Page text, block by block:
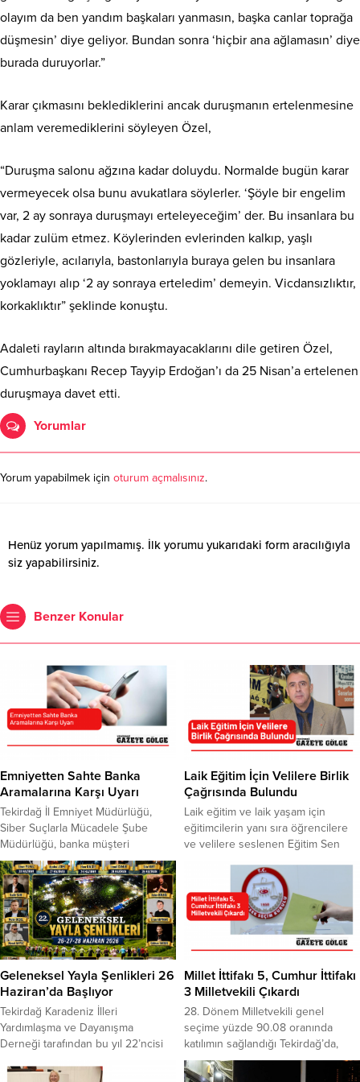
olayım da ben yandım başkaları yanmasın, başka canlar toprağa
düşmesin’ diye geliyor. Bundan sonra ‘hiçbir ana ağlamasın’ diye
burada duruyorlar.”
Karar çıkmasını beklediklerini ancak duruşmanın ertelenmesine
anlam veremediklerini söyleyen Özel,
“Duruşma salonu ağzına kadar doluydu. Normalde bugün karar
vermeyecek olsa bunu avukatlara söylerler. ‘Şöyle bir engelim
var, 2 ay sonraya duruşmayı erteleyeceğim’ der. Bu insanlara bu
kadar zulüm etmez. Köylerinden evlerinden kalkıp, yaşlı
gözleriyle, acılarıyla, bastonlarıyla buraya gelen bu insanlara
yoklamayı alıp ‘2 ay sonraya erteledim’ demeyin. Vicdansızlıktır,
korkaklıktır” şeklinde konuştu.
Adaleti rayların altında bırakmayacaklarını dile getiren Özel,
Cumhurbaşkanı Recep Tayyip Erdoğan’ı da 25 Nisan’a ertelenen
duruşmaya davet etti.
Yorumlar
Yorum yapabilmek için oturum açmalısınız.
Henüz yorum yapılmamış. İlk yorumu yukarıdaki form aracılığıyla
siz yapabilirsiniz.
Benzer Konular
Emniyetten Sahte Banka
Aramalarına Karşı Uyarı
Tekirdağ İl Emniyet Müdürlüğü,
Siber Suçlarla Mücadele Şube
Müdürlüğü, banka müşteri
hizmetlerini taklit ederek yapılan
sahte aramalara ilişkin uyarıda
bulundu.Son zamanlarda
dolandırıcıların, bankaların müşteri
hizmetlerinden arama yaptığını
belirterek, birçok kişinin hesap
bilgilerine erişim sağladığına ilişkin
şikayetler, her geçen gün
artıyor.Emniyet Müdürlüğü
tarafından yapılan açıklamada, bu
tür aramaların dolandırıcılık amaçlı
olduğuna...
Laik Eğitim İçin Velilere Birlik
Çağrısında Bulundu
Laik eğitim ve laik yaşam için
eğitimcilerin yanı sıra öğrencilere
ve velilere seslenen Eğitim Sen
birlikte mücadelede çağrısında
bulundu. ÇEDES protokolü
kapsamında okullara imam
atanmasına tepkiler devam ediyor.
Konuya ilişkin açıklamada bulunan
Kamil Sarı, eğitim sisteminin ve
toplumsal yaşamın bütün...
Geleneksel Yayla Şenlikleri 26
Haziran’da Başlıyor
Tekirdağ Karadeniz İlleri
Yardımlaşma ve Dayanışma
Derneği tarafından bu yıl 22’ncisi
Şenliği, 26-27-28 Haziran tarihleri
Millet İttifakı 5, Cumhur İttifakı
3 Milletvekili Çıkardı
28. Dönem Milletvekili genel
seçime yüzde 90.08 oranında
katılımın sağlandığı Tekirdağ’da,
kesin olmayan sonuçlara göre;
Millet İttifakı 5, Cumhur İttifakı 3